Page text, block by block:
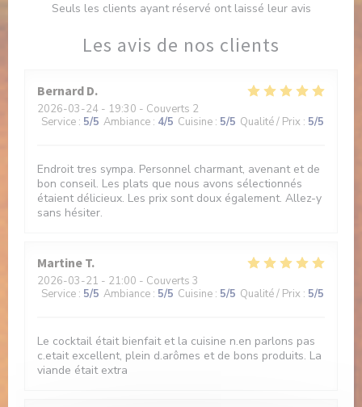
Les avis de nos clients
Bernard D
2026-03-24 - 19:30 - Couverts 2
Service : 5/5 Ambiance : 4/5 Cuisine : 5/5 Qualité / Prix : 5/5
Endroit tres sympa. Personnel charmant, avenant et de
bon conseil. Les plats que nous avons sélectionnés
étaient délicieux. Les prix sont doux également. Allez-y
sans hésiter.
Martine T
2026-03-21 - 21:00 - Couverts 3
Service : 5/5 Ambiance : 5/5 Cuisine : 5/5 Qualité / Prix : 5/5
Le cocktail était bienfait et la cuisine n.en parlons pas
c.etait excellent, plein d.arômes et de bons produits. La
viande était extra
Seuls les clients ayant réservé ont laissé leur avis